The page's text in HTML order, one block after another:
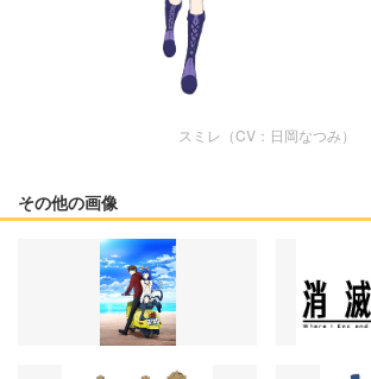
スミレ（CV：日岡なつみ）
その他の画像